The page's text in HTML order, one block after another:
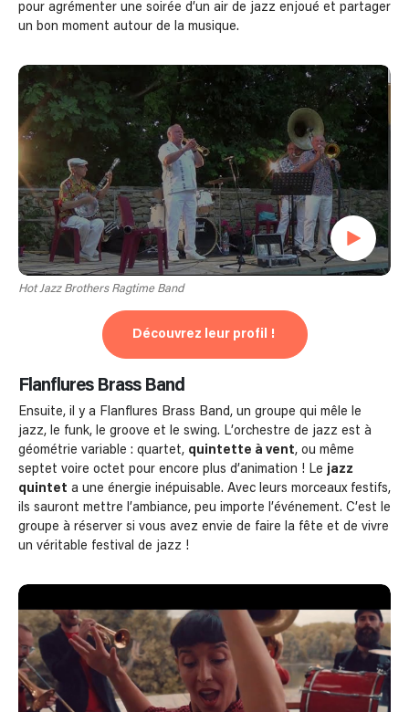
pour agrémenter une soirée d’un air de jazz enjoué et partager
un bon moment autour de la musique.
Hot Jazz Brothers Ragtime Band
Découvrez leur profil !
Flanflures Brass Band
Ensuite, il y a Flanflures Brass Band, un groupe qui mêle le
jazz, le funk, le groove et le swing. L’orchestre de jazz est à
géométrie variable : quartet, quintette à vent, ou même
septet voire octet pour encore plus d’animation ! Le jazz
quintet a une énergie inépuisable. Avec leurs morceaux festifs,
ils sauront mettre l’ambiance, peu importe l’événement. C’est le
groupe à réserver si vous avez envie de faire la fête et de vivre
un véritable festival de jazz !